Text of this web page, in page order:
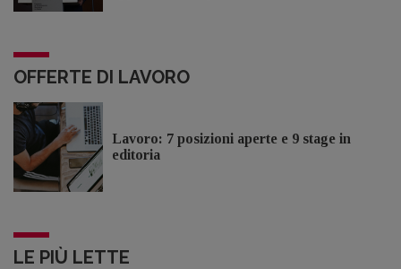
OFFERTE DI LAVORO
Lavoro: 7 posizioni aperte e 9 stage in
editoria
LE PIÙ LETTE